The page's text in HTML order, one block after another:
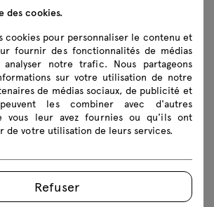
ZUT05
ZUT12
ZUT26
ZUT28
ZUT54
ZUT56
des cookies.
cookies pour personnaliser le contenu et
fournir des fonctionnalités de médias
notre trafic. Nous partageons
sur votre utilisation de notre
de médias sociaux, de publicité et
les combiner avec d'autres
vous leur avez fournies ou qu'ils ont
de votre utilisation de leurs services.
Refuser